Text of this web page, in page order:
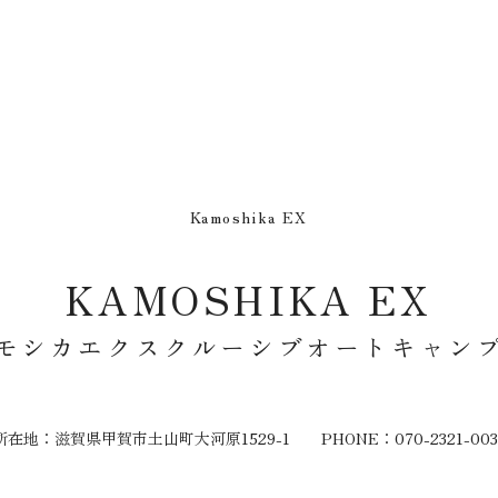
Kamoshika EX
KAMOSHIKA EX
シカエクスクルーシブオートキャン
在地：滋賀県甲賀市土山町大河原1529-1 PHONE： 070-2321-